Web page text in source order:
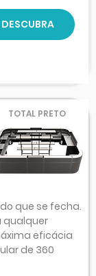
DESCUBRA
TOTAL PRETO
que se fecha.
qualquer
eficácia
de 360